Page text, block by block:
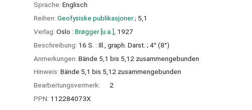
Sprache: Englisch
Reihen: Geofysiske publikasjoner; 5,1
Verlag: Oslo : Brøgger [u.a.], 1927
Beschreibung: 16 S. : Ill., graph. Darst. ; 4° (8°)
Anmerkungen: Bände 5,1 bis 5,12 zusammengebunden
Hinweis: Bände 5,1 bis 5,12 zusammengebunden
Bearbeitungsvermerk:
2
PPN: 112284073X